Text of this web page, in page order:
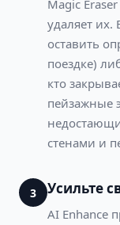
Magic
удаляет
оставить
поездке)
кто
пейзажные
стенами и
3 Усильте
AI Enhance